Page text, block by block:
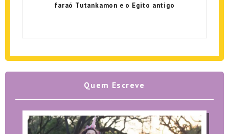
faraó Tutankamon e o Egito antigo
Quem Escreve